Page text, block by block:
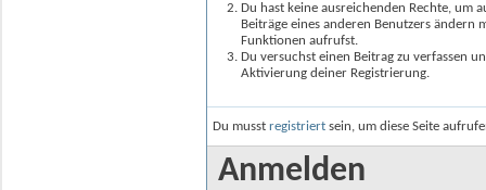
Du hast keine ausreichenden Rechte, um
Beiträge eines anderen Benutzers
Funktionen aufrufst.
Du versuchst einen Beitrag zu verfassen
Aktivierung deiner Registrierung.
Du musst registriert sein, um diese Seite
Anmelden